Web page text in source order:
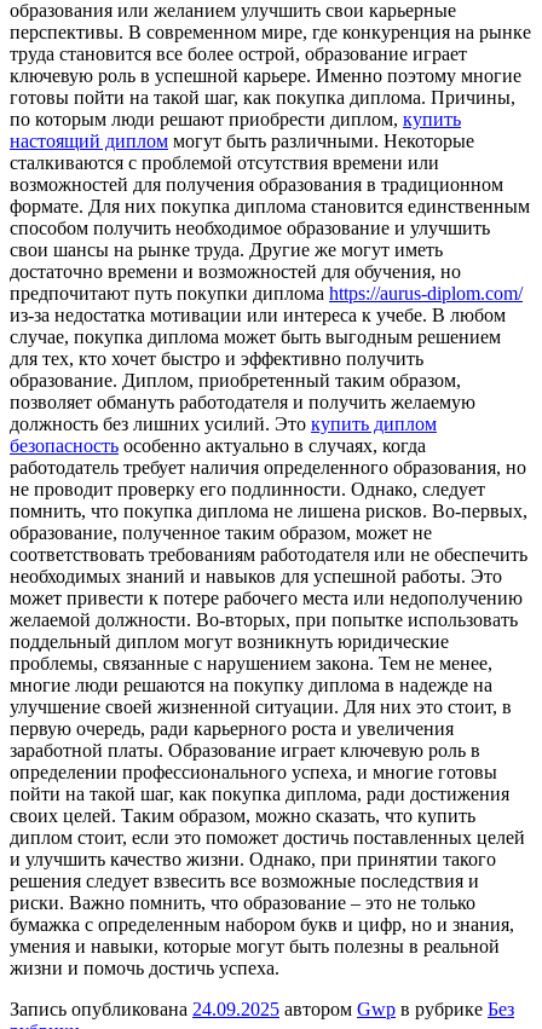
образования или желанием улучшить свои карьерные
перспективы. В современном мире, где конкуренция на рынке
труда становится все более острой, образование играет
ключевую роль в успешной карьере. Именно поэтому многие
готовы пойти на такой шаг, как покупка диплома. Причины,
по которым люди решают приобрести диплом, купить
настоящий диплом могут быть различными. Некоторые
сталкиваются с проблемой отсутствия времени или
возможностей для получения образования в традиционном
формате. Для них покупка диплома становится единственным
способом получить необходимое образование и улучшить
свои шансы на рынке труда. Другие же могут иметь
достаточно времени и возможностей для обучения, но
предпочитают путь покупки диплома https://aurus-diplom.com/
из-за недостатка мотивации или интереса к учебе. В любом
случае, покупка диплома может быть выгодным решением
для тех, кто хочет быстро и эффективно получить
образование. Диплом, приобретенный таким образом,
позволяет обмануть работодателя и получить желаемую
должность без лишних усилий. Это купить диплом
безопасность особенно актуально в случаях, когда
работодатель требует наличия определенного образования, но
не проводит проверку его подлинности. Однако, следует
помнить, что покупка диплома не лишена рисков. Во-первых,
образование, полученное таким образом, может не
соответствовать требованиям работодателя или не обеспечить
необходимых знаний и навыков для успешной работы. Это
может привести к потере рабочего места или недополучению
желаемой должности. Во-вторых, при попытке использовать
поддельный диплом могут возникнуть юридические
проблемы, связанные с нарушением закона. Тем не менее,
многие люди решаются на покупку диплома в надежде на
улучшение своей жизненной ситуации. Для них это стоит, в
первую очередь, ради карьерного роста и увеличения
заработной платы. Образование играет ключевую роль в
определении профессионального успеха, и многие готовы
пойти на такой шаг, как покупка диплома, ради достижения
своих целей. Таким образом, можно сказать, что купить
диплом стоит, если это поможет достичь поставленных целей
и улучшить качество жизни. Однако, при принятии такого
решения следует взвесить все возможные последствия и
риски. Важно помнить, что образование – это не только
бумажка с определенным набором букв и цифр, но и знания,
умения и навыки, которые могут быть полезны в реальной
жизни и помочь достичь успеха.
Запись опубликована 24.09.2025 автором Gwp в рубрике Без